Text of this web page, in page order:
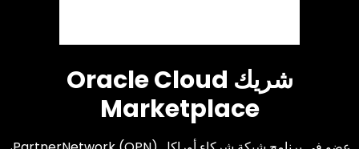
شريك Oracle Cloud
Marketplace